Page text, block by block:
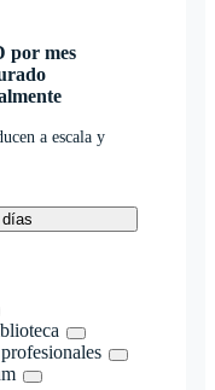
por mes
a escala y